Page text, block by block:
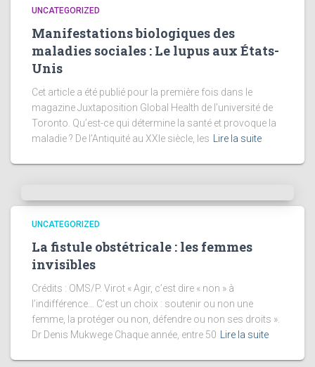
UNCATEGORIZED
Manifestations biologiques des
maladies sociales : Le lupus aux États-
Unis
Cet article a été publié pour la première fois dans le
magazine Juxtaposition Global Health de l’université de
Toronto. Qu’est-ce qui détermine la santé et provoque la
maladie ? De l’Antiquité au XXIe siècle, les
Lire la suite
UNCATEGORIZED
La fistule obstétricale : les femmes
invisibles
Crédits : OMS/P. Virot « Agir, c’est dire « non » à
l’indifférence… C’est un choix : soutenir ou non une
femme, la protéger ou non, défendre ou non ses droits ».
Dr Denis Mukwege Chaque année, entre 50
Lire la suite